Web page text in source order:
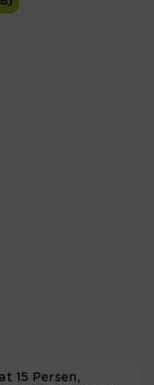
15 Persen,